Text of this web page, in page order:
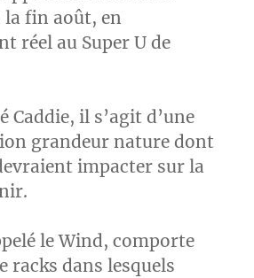
la fin août, en
réel au Super U de
Caddie, il s’agit d’une
grandeur nature dont
impacter sur la
le Wind, comporte
racks dans lesquels